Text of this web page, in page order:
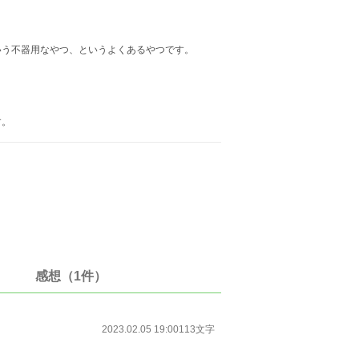
不器用なやつ、というよくあるやつです。
感想（1件）
2023.02.05 19:00113文字